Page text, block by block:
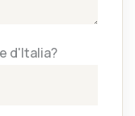
d'Italia?